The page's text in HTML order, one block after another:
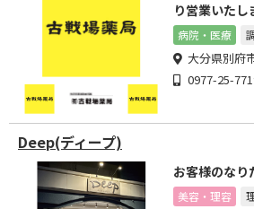
り営業いたし
病院・医療
大分県別府
0977-25-
Deep(ディープ)
お客様のなり
美容・理容